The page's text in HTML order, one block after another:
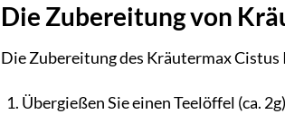
Die Zubereitung von
Die Zubereitung des Kräutermax Cistus
Übergießen Sie einen Teelöffel (ca.